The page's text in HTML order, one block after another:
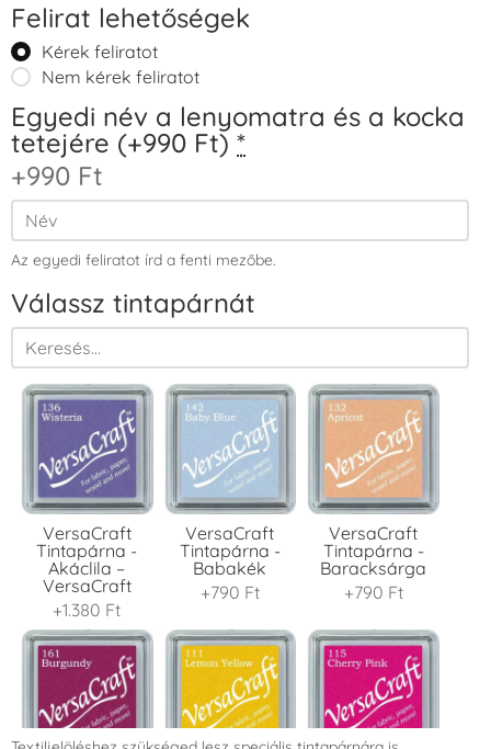
Felirat lehetőségek
Kérek feliratot
Nem kérek feliratot
Egyedi név a lenyomatra és a kocka
tetejére (+990 Ft) *
+990 Ft
Az egyedi feliratot írd a fenti mezőbe.
Válassz tintapárnát
VersaCraft
Tintapárna -
Akáclila –
VersaCraft
+1.380 Ft
VersaCraft
Tintapárna -
Babakék
+790 Ft
VersaCraft
Tintapárna -
Baracksárga
+790 Ft